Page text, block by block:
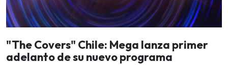
"The Covers" Chile: Mega lanza primer
adelanto de su nuevo programa